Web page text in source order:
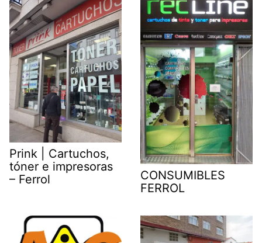
Prink | Cartuchos,
tóner e impresoras
– Ferrol
CONSUMIBLES
FERROL